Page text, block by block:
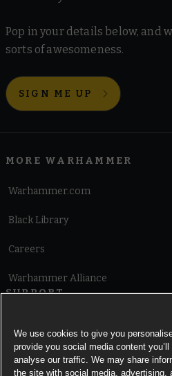
Pop in your details below, and
sorts of awesomeness.
SIGN ME UP
MORE WARHAMMER
Warhammer.com
Black Library
Careers
Warhammer Alliance
SUPPORT
Cookie Notice
We use cookies to give you
provide you social media content
analyse our traffic. We may share
the site with social media, advertising,